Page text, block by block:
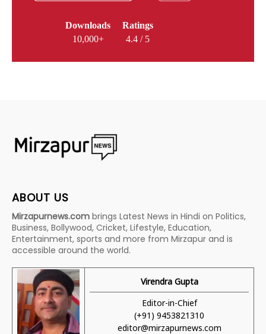
Downloads
10,000+
Ratings
4.4 / 5
ABOUT US
Mirzapurnews.com brings Latest News in Hindi on Politics,
Business, Bollywood, Cricket, Lifestyle, Education,
Entertainment, sports and more from Mirzapur and is
accessible around the world.
Virendra Gupta
Editor-in-Chief
(+91) 9453821310
editor@mirzapurnews.com